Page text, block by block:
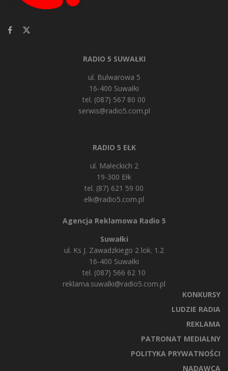
RADIO 5 SUWAŁKI
ul. Bulwarowa 5
16-400 Suwałki
tel. (087) 567 80 00
serwis@radio5.com.pl
RADIO 5 EŁK
ul. Małeckich 2
19-300 Ełk
tel. (87) 621 59 00
elk@radio5.com.pl
Agencja Reklamowa Radio 5
Suwałki
ul. Ks J. Zawadzkiego 2 lok. 1.2
16-400 Suwałki
tel. (087) 566 62 10
reklama.suwalki@radio5.com.pl
KONKURSY
LUDZIE RADIA
REKLAMA
PATRONAT MEDIALNY
POLITYKA PRYWATNOŚCI
NADAWCA